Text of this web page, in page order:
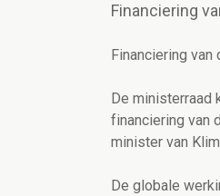
Financiering
Financiering
De ministerraad
financiering van
minister van
De globale